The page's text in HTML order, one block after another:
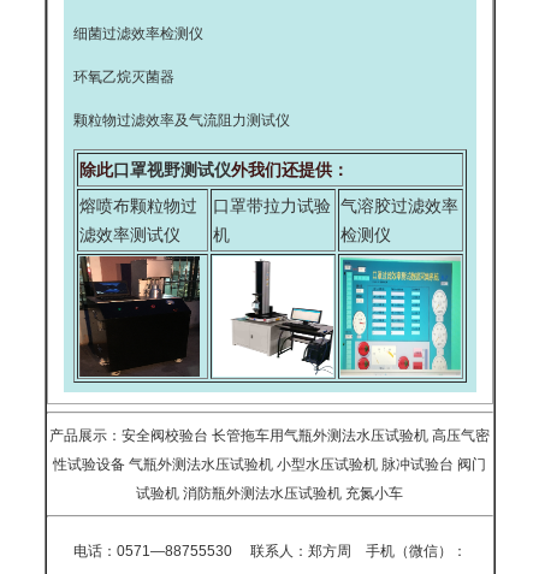
细菌过滤效率检测仪
环氧乙烷灭菌器
颗粒物过滤效率及气流阻力测试仪
除此口罩视野测试仪外我们还提供：
熔喷布颗粒物过
滤效率测试仪
口罩带拉力试验
机
气溶胶过滤效率
检测仪
产品展示： 安全阀校验台 长管拖车用气瓶外测法水压试验机 高压气密
性试验设备 气瓶外测法水压试验机 小型水压试验机 脉冲试验台 阀门
试验机 消防瓶外测法水压试验机 充氮小车
电话：0571—88755530 联系人： 郑方周 手机（微信）：